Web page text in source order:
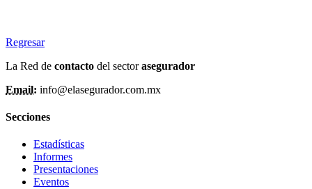
Regresar
La Red de contacto del sectorasegurador
Email: info@elasegurador.com.mx
Secciones
Estadísticas
Informes
Presentaciones
Eventos